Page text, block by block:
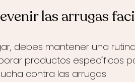
las arrugas
debes mantener una
productos específicos
contra las arrugas.